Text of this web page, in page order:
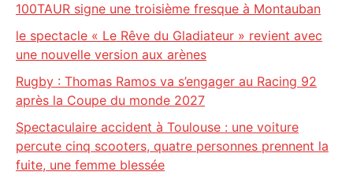
100TAUR signe une troisième fresque à Montauban
le spectacle « Le Rêve du Gladiateur » revient avec
une nouvelle version aux arènes
Rugby : Thomas Ramos va s’engager au Racing 92
après la Coupe du monde 2027
Spectaculaire accident à Toulouse : une voiture
percute cinq scooters, quatre personnes prennent la
fuite, une femme blessée